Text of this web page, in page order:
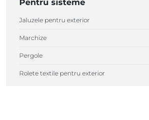
Pentru sisteme
Jaluzele pentru exterior
Marchize
Pergole
Rolete textile pentru exterior